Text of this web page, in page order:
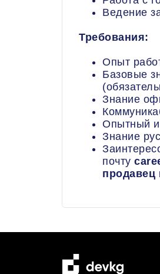
Ведение
Требования:
Опыт
Базовые
Знание
Опытный
Знание
почту
продавец